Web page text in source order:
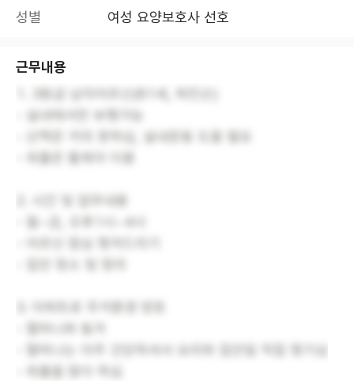
성별
여성 요양보호사 선호
근무내용
- 실내에서만 보행가능
- 산책은 거의 못하심, 실내운동 도움 필요